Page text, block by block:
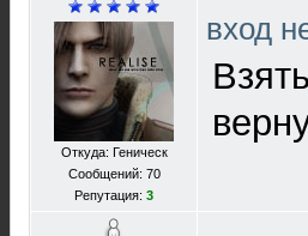
Откуда: Геническ
Сообщений: 70
Репутация: 3
вход